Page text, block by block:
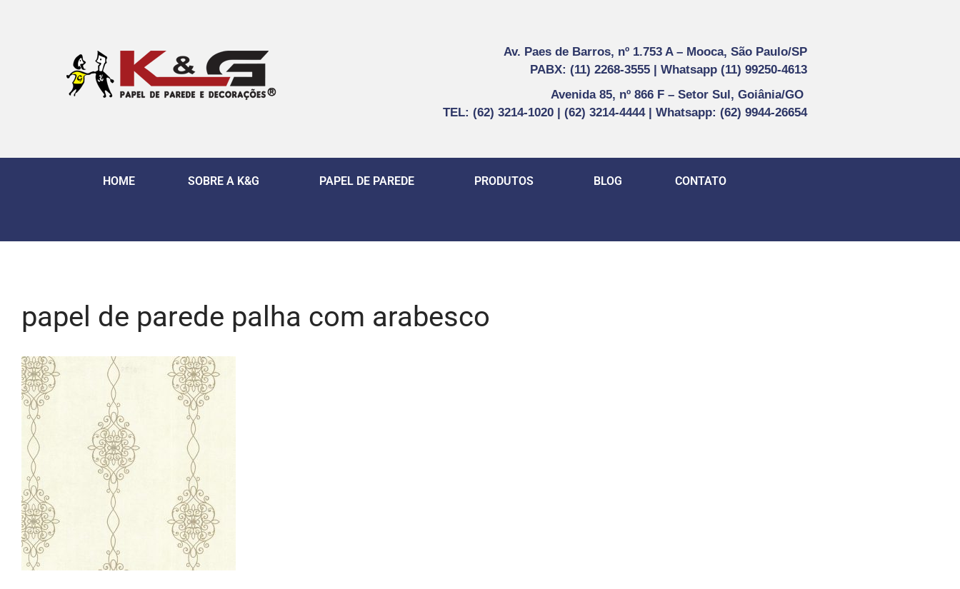
Av. Paes de Barros, nº 1.753 A – Mooca, São Paulo/SP
PABX: (11) 2268-3555 | Whatsapp (11) 99250-4613
Avenida 85, nº 866 F – Setor Sul, Goiânia/GO
TEL: (62) 3214-1020 | (62) 3214-4444 | Whatsapp: (62) 9944-26654
HOME SOBRE A K&G PAPEL DE PAREDE PRODUTOS BLOG CONTATO
papel de parede palha com arabesco